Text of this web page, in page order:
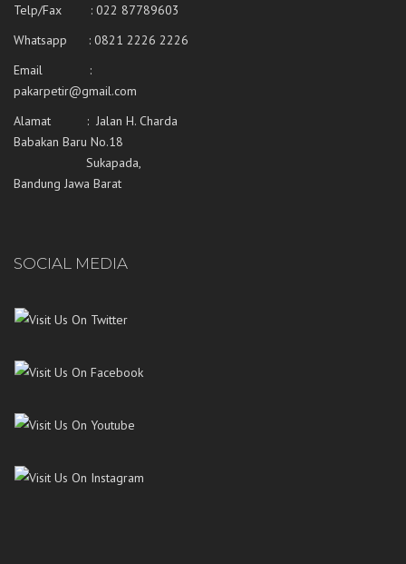
Telp/Fax : 022 87789603
Whatsapp : 0821 2226 2226
Email :
pakarpetir@gmail.com
Alamat : Jalan H. Charda
Babakan Baru No.18
Sukapada,
Bandung Jawa Barat
SOCIAL MEDIA